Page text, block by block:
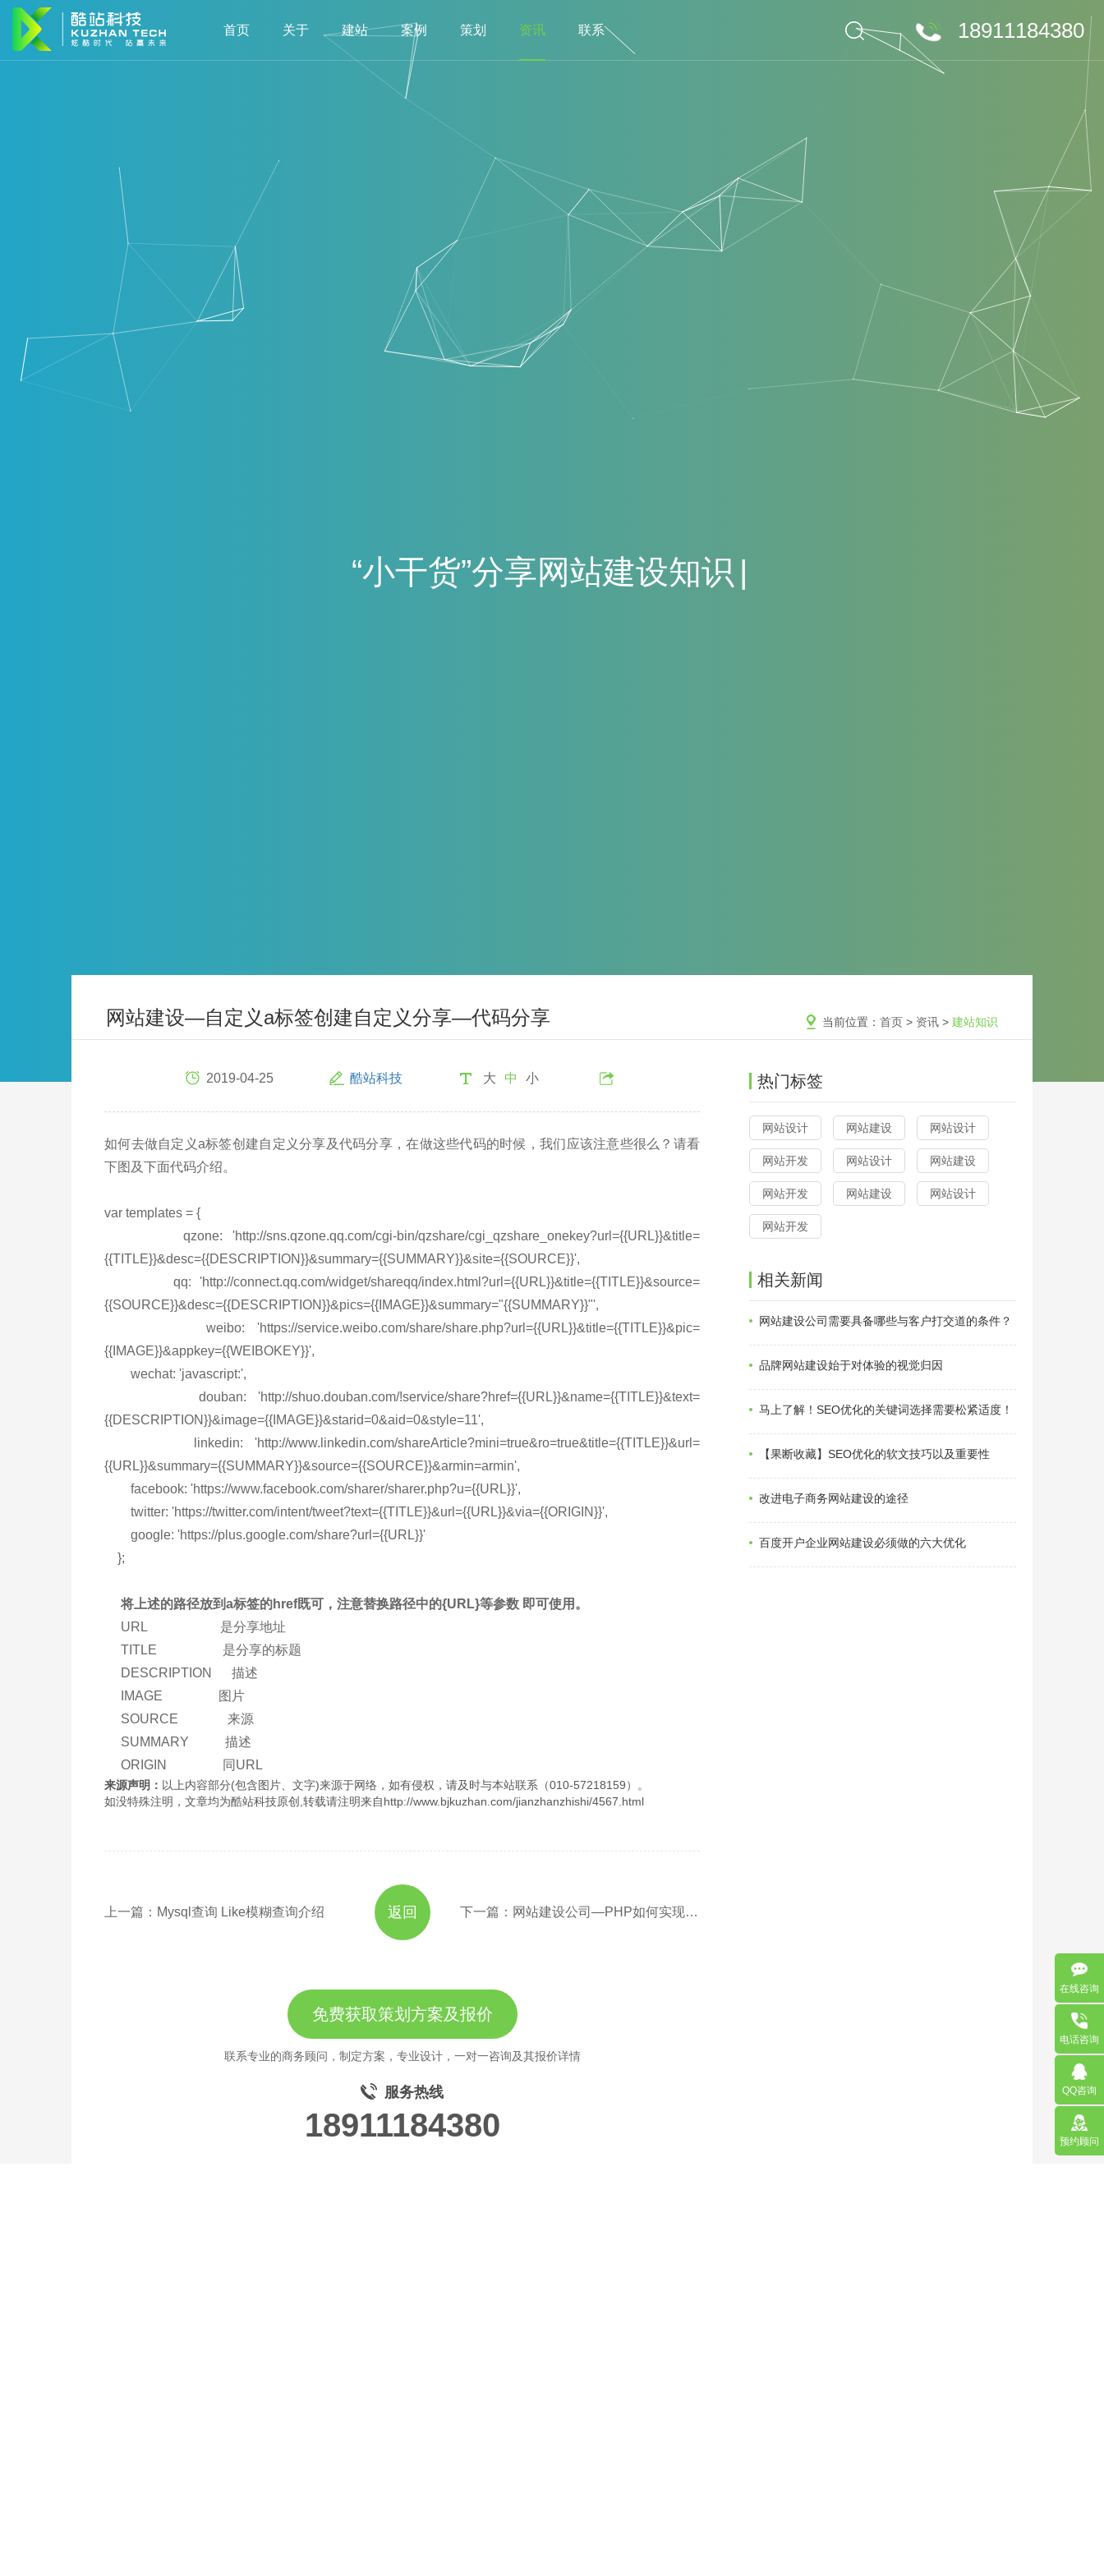
18911184380
首页 关于 建站 案例 策划 资讯 联系
“小干
当前位置：首页 > 资讯 >建站知识
网站建设—自定义a标签创建自定义分享—代码分享
2019-04-25 酷站科技 大 中 小
如何去做自定义a标签创建自定义分享及代码分享，在做这些代码的时候，我们应该注意些很么？请看
下图及下面代码介绍。
var templates = {
qzone: 'http://sns.qzone.qq.com/cgi-bin/qzshare/cgi_qzshare_onekey?url={{URL}}&title=
{{TITLE}}&desc={{DESCRIPTION}}&summary={{SUMMARY}}&site={{SOURCE}}',
qq: 'http://connect.qq.com/widget/shareqq/index.html?url={{URL}}&title={{TITLE}}&source=
{{SOURCE}}&desc={{DESCRIPTION}}&pics={{IMAGE}}&summary="{{SUMMARY}}"',
weibo: 'https://service.weibo.com/share/share.php?url={{URL}}&title={{TITLE}}&pic=
{{IMAGE}}&appkey={{WEIBOKEY}}',
wechat: 'javascript:',
douban: 'http://shuo.douban.com/!service/share?href={{URL}}&name={{TITLE}}&text=
{{DESCRIPTION}}&image={{IMAGE}}&starid=0&aid=0&style=11',
linkedin: 'http://www.linkedin.com/shareArticle?mini=true&ro=true&title={{TITLE}}&url=
{{URL}}&summary={{SUMMARY}}&source={{SOURCE}}&armin=armin',
facebook: 'https://www.facebook.com/sharer/sharer.php?u={{URL}}',
twitter: 'https://twitter.com/intent/tweet?text={{TITLE}}&url={{URL}}&via={{ORIGIN}}',
google: 'https://plus.google.com/share?url={{URL}}'
};
将上述的路径放到a标签的href既可，注意替换路径中的{URL}等参数 即可使用。
URL 是分享地址
TITLE 是分享的标题
DESCRIPTION 描述
IMAGE 图片
SOURCE 来源
SUMMARY 描述
ORIGIN 同URL
来源声明： 以上内容部分(包含图片、文字)来源于网络，如有侵权，请及时与本站联系（010-57218159）。
如没特殊注明，文章均为酷站科技原创,转载请注明来自http://www.bjkuzhan.com/jianzhanzhishi/4567.html
上一篇：Mysql查询 Like模糊查询介绍 下一篇：网站建设公司—PHP如何实现下载远程图片保存到本地？
返回
免费获取策划方案及报价
联系专业的商务顾问，制定方案，专业设计，一对一咨询及其报价详情
服务热线
18911184380
热门标签
网站设计 网站建设 网站设计
网站开发 网站设计 网站建设
网站开发 网站建设 网站设计
网站开发
相关新闻
网站建设公司需要具备哪些与客户打交道的条件？
品牌网站建设始于对体验的视觉归因
马上了解！SEO优化的关键词选择需要松紧适度！
【果断收藏】SEO优化的软文技巧以及重要性
改进电子商务网站建设的途径
百度开户企业网站建设必须做的六大优化
在线咨询
电话咨询
QQ咨询
预约顾问